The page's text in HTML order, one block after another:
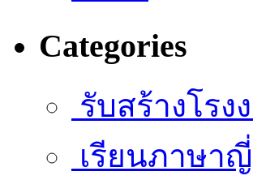
Categories
รับสร้างโรง
เรียนภาษา